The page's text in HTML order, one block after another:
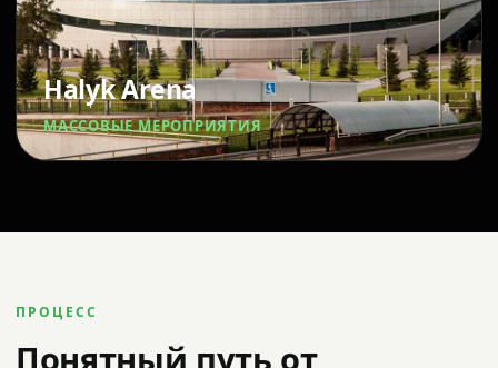
Halyk Arena
МАССОВЫЕ МЕРОПРИЯТИЯ
ПРОЦЕСС
Понятный путь от